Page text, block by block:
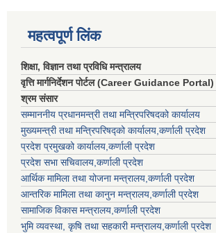
महत्वपूर्ण लिंक
शिक्षा, विज्ञान तथा प्रविधि मन्त्रालय
वृत्ति मार्गनिर्देशन पोर्टल (Career Guidance Portal)
श्रम संसार
सम्माननीय प्रधानमन्त्री तथा मन्त्रिपरिषद‌को कार्यालय
मुख्यमन्त्री तथा मन्त्रिपरिषद्को कार्यालय,कर्णाली प्रदेश
प्रदेश प्रमुखको कार्यालय,कर्णाली प्रदेश
प्रदेश सभा सचिवालय,कर्णाली प्रदेश
आर्थिक मामिला तथा योजना मन्त्रालय,कर्णाली प्रदेश
आन्तरिक मामिला तथा कानुन मन्त्रालय,कर्णाली प्रदेश
सामाजिक विकास मन्त्रालय,कर्णाली प्रदेश
भुमि व्यवस्था, कृषि तथा सहकारी मन्त्रालय,कर्णाली प्रदेश